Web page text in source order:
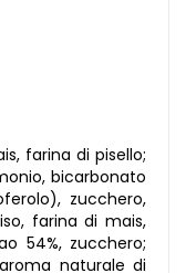
farina di pisello;
bicarbonato
zucchero,
farina di mais,
54%, zucchero;
naturale di